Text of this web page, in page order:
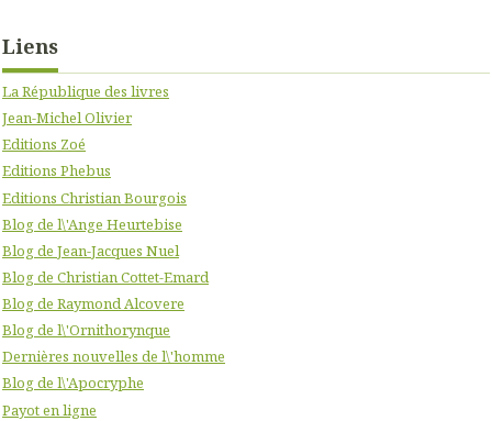
Liens
La République des livres
Jean-Michel Olivier
Editions Zoé
Editions Phebus
Editions Christian Bourgois
Blog de l\'Ange Heurtebise
Blog de Jean-Jacques Nuel
Blog de Christian Cottet-Emard
Blog de Raymond Alcovere
Blog de l\'Ornithorynque
Dernières nouvelles de l\'homme
Blog de l\'Apocryphe
Payot en ligne